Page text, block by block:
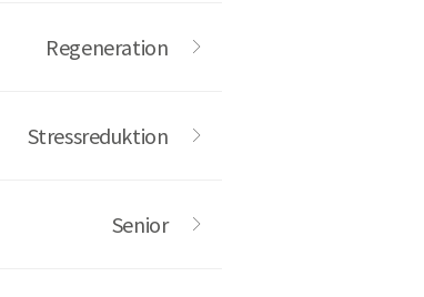
Regeneration
Stressreduktion
Senior